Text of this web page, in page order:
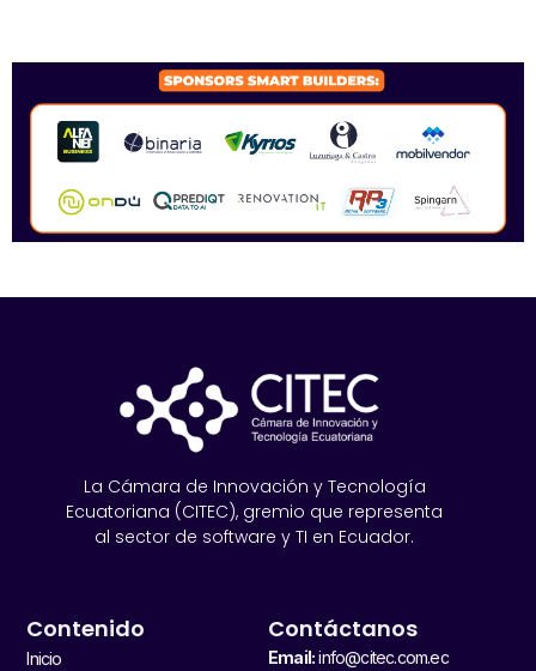
La Cámara de Innovación y Tecnología
Ecuatoriana (CITEC), gremio que representa
al sector de software y TI en Ecuador.
Contenido
Inicio
Contáctanos
Email:info@citec.com.ec